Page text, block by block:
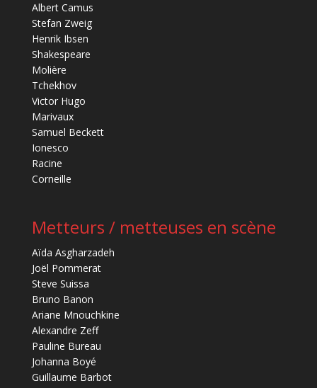
Albert Camus
Stefan Zweig
Henrik Ibsen
Shakespeare
Molière
Tchekhov
Victor Hugo
Marivaux
Samuel Beckett
Ionesco
Racine
Corneille
Metteurs / metteuses en scène
Aïda Asgharzadeh
Joël Pommerat
Steve Suissa
Bruno Banon
Ariane Mnouchkine
Alexandre Zeff
Pauline Bureau
Johanna Boyé
Guillaume Barbot